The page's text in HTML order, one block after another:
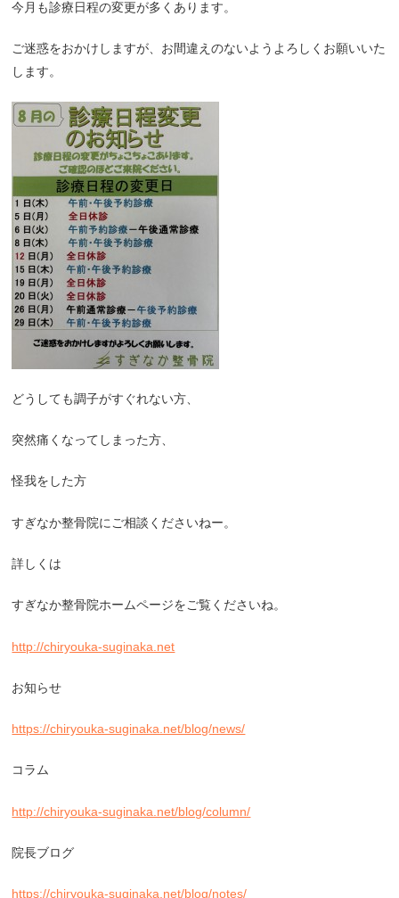
今月も診療日程の変更が多くあります。
ご迷惑をおかけしますが、お間違えのないようよろしくお願いいた
します。
どうしても調子がすぐれない方、
突然痛くなってしまった方、
怪我をした方
すぎなか整骨院にご相談くださいねー。
詳しくは
すぎなか整骨院ホームページをご覧くださいね。
http://chiryouka-suginaka.net
お知らせ
https://chiryouka-suginaka.net/blog/news/
コラム
http://chiryouka-suginaka.net/blog/column/
院長ブログ
https://chiryouka-suginaka.net/blog/notes/